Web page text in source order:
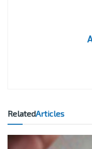
RelatedArticles